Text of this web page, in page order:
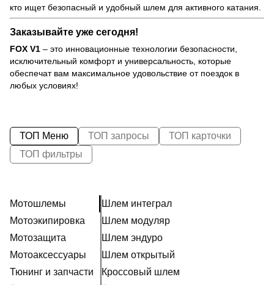
кто ищет безопасный и удобный шлем для активного катания.
Заказывайте уже сегодня!
FOX V1 – это инновационные технологии безопасности,
исключительный комфорт и универсальность, которые
обеспечат вам максимальное удовольствие от поездок в
любых условиях!
ТОП Меню ТОП запросы
ТОП карточки
ТОП фильтры
Мотошлемы
Мотоэкипировка
Мотозащита
Мотоаксессуары
Тюнинг и запчасти
Шлем интеграл
Шлем модуляр
Шлем эндуро
Шлем открытый
Кроссовый шлем